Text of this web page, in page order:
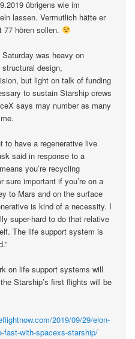
übrigens wie im
lassen. Vermutlich hätte er
77 hören sollen.
Saturday was heavy on
design,
but light on talk of funding
to sustain Starship crews
says may number as many
to have a regenerative live
said in response to a
you’re recycling
sure important if you’re on a
to Mars and on the surface
is kind of a necessity. I
super-hard to do that relative
The life support system is
on life support systems will
Starship’s first flights will be
2019/09/29/elon-
fast-with-spacexs-starship/